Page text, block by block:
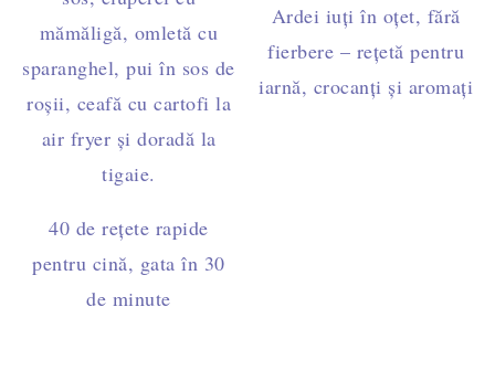
40 de rețete rapide
pentru cină, gata în 30
de minute
Ardei iuți în oțet, fără
fierbere – rețetă pentru
iarnă, crocanți și aromați